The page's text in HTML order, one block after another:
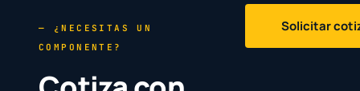
— ¿NECESITAS UN
COMPONENTE?
Solicitar